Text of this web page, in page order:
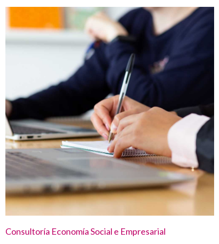
Consultoría Economía Social e Empresarial